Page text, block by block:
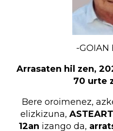
-GOIAN
Arrasaten hil zen,
70 urte
Bere oroimenez,
elizkizuna,
12an izango da,